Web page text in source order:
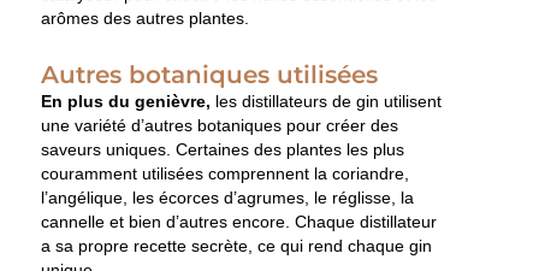
arômes des autres plantes.
Autres botaniques utilisées
En plus du genièvre, les distillateurs de gin utilisent
une variété d’autres botaniques pour créer des
saveurs uniques. Certaines des plantes les plus
couramment utilisées comprennent la coriandre,
l’angélique, les écorces d’agrumes, le réglisse, la
cannelle et bien d’autres encore. Chaque distillateur
a sa propre recette secrète, ce qui rend chaque gin